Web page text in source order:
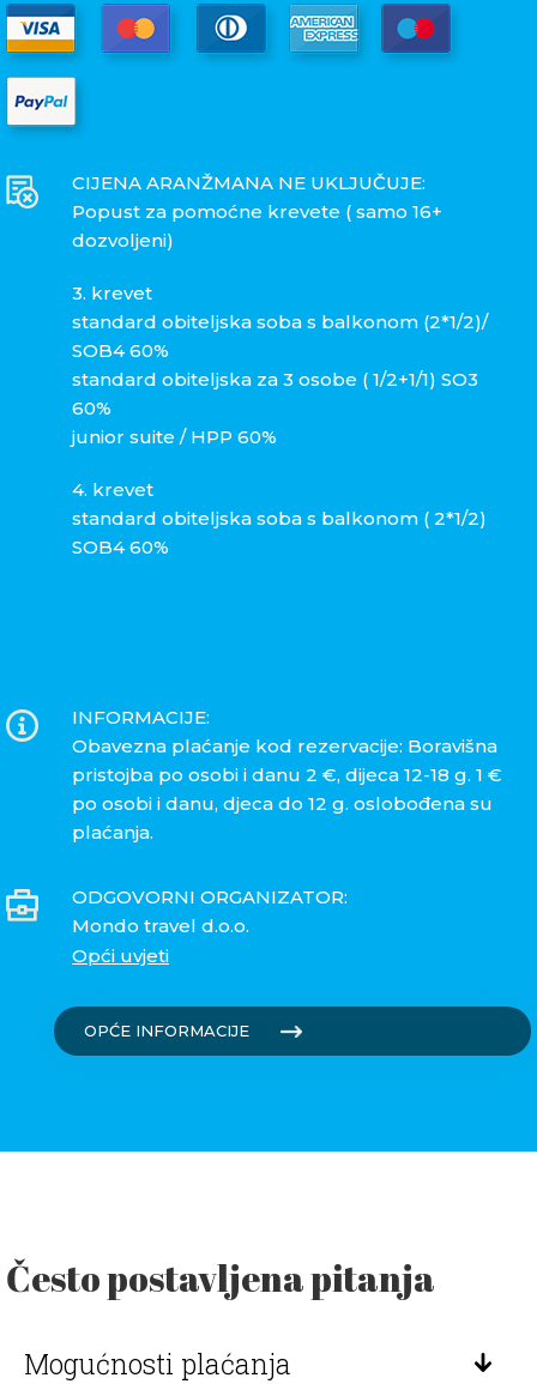
CIJENA ARANŽMANA NE UKLJUČUJE:
Popust za pomoćne krevete ( samo 16+
dozvoljeni)
3. krevet
standard obiteljska soba s balkonom (2*1/2)/
SOB4 60%
standard obiteljska za 3 osobe ( 1/2+1/1) SO3
60%
junior suite / HPP 60%
4. krevet
standard obiteljska soba s balkonom ( 2*1/2)
SOB4 60%
INFORMACIJE:
Obavezna plaćanje kod rezervacije: Boravišna
pristojba po osobi i danu 2 €, dijeca 12-18 g. 1 €
po osobi i danu, djeca do 12 g. oslobođena su
plaćanja.
ODGOVORNI ORGANIZATOR:
Mondo travel d.o.o.
Opći uvjeti
OPĆE INFORMACIJE
Često postavljena pitanja
Mogućnosti plaćanja